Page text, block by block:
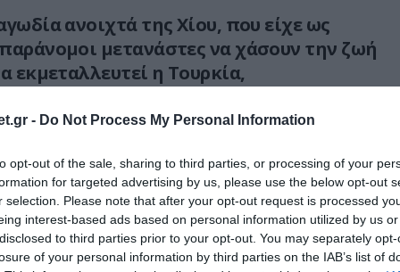
- Do Not Process My Personal Information
opt-out of the sale, sharing to third parties, or processing of your
for targeted advertising by us, please use the below opt-out
selection. Please note that after your opt-out request is processed
interest-based ads based on personal information utilized by us
to third parties prior to your opt-out. You may separately
of your personal information by third parties on the IAB’s list of
ανοιχτά της Χίου, που είχε ως
μετανάστες να χάσουν την ζωή
εκμεταλλευτεί η Τουρκία,
Αιγαίο.
των δύο σκαφών τις βραδινές ώρες της
οι ελληνικές αρχές εξέδωσαν NOTAMλίγο
πλαίσιο έναρξης επιχείρησης έρευνας
όπως προβλέπεται σε αυτές τις
να περισυλλεχθούν οι άνθρωποι που